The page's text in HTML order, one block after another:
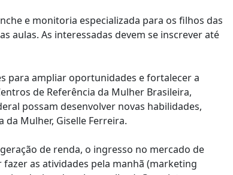
e monitoria especializada para os filhos das
aulas. As interessadas devem se inscrever até
para ampliar oportunidades e fortalecer a
de Referência da Mulher Brasileira,
possam desenvolver novas habilidades,
Mulher, Giselle Ferreira.
de renda, o ingresso no mercado de
as atividades pela manhã (marketing